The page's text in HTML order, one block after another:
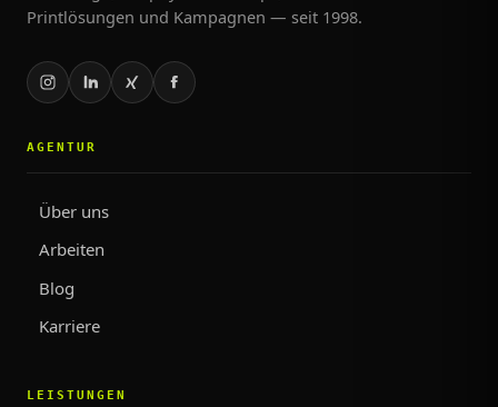
Printlösungen und Kampagnen — seit 1998.
AGENTUR
Über uns
Arbeiten
Blog
Karriere
LEISTUNGEN